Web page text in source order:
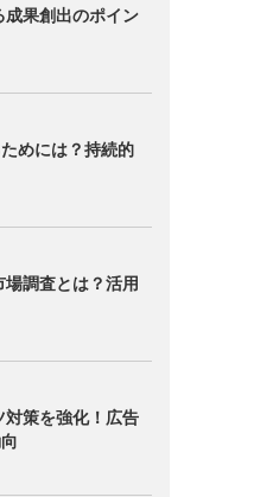
果創出のポイン
めには？持続的
調査とは？活用
策を強化！広告